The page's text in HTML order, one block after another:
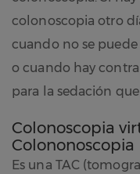
colonoscopia otro
cuando no se
o cuando hay
para la sedación
Colonoscopia
Colononoscopia
Es una TAC